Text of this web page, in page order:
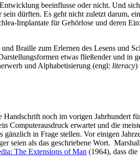
beeinflusse oder nicht. Und
dürften. Es geht nicht zuletzt darum,
Implantate für Gehörlose und deren
Braille zum Erlernen des Lesens und
etwas fließender und
und Alphabetisierung (engl: literacy)
noch im vorigen Jahrhundert
Computerausdruck erwartet und die
in Frage stellen. Vor einigen
seien als das geschriebene Wort.
The Extensions of Man (1964), dass